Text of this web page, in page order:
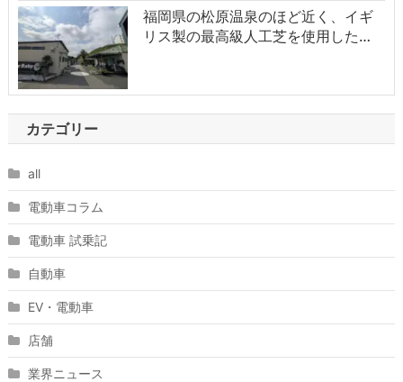
福岡県の松原温泉のほど近く、イギ
リス製の最高級人工芝を使用した…
カテゴリー
all
電動車コラム
電動車 試乗記
自動車
EV・電動車
店舗
業界ニュース